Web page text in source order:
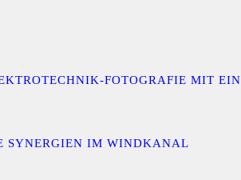
FOTOGRAFIE MIT
SYNERGIEN IM WINDKANAL